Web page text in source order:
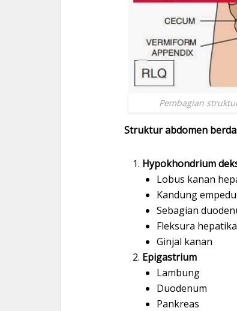
Pembagian
Struktur abdomen
Hypokhondrium
Lobus kanan
Kandung empedu
Sebagian
Fleksura
Ginjal kanan
Epigastrium
Lambung
Duodenum
Pankreas